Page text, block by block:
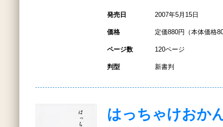
発売日 2007年5月15日
価格 定価880円（本体価格
ページ数 120ページ
判型 新書判
はっちゃけおか